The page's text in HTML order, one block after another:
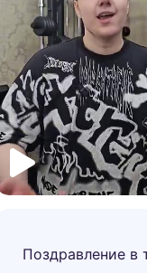
Поздравление в